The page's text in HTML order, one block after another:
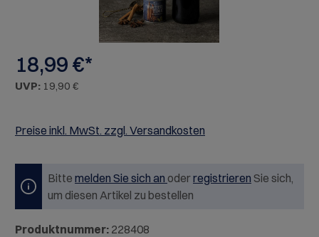
18,99 €*
UVP: 19,90 €
Preise inkl. MwSt. zzgl. Versandkosten
Bitte melden Sie sich an oderregistrieren Sie sich,
um diesen Artikel zu bestellen
Produktnummer: 228408